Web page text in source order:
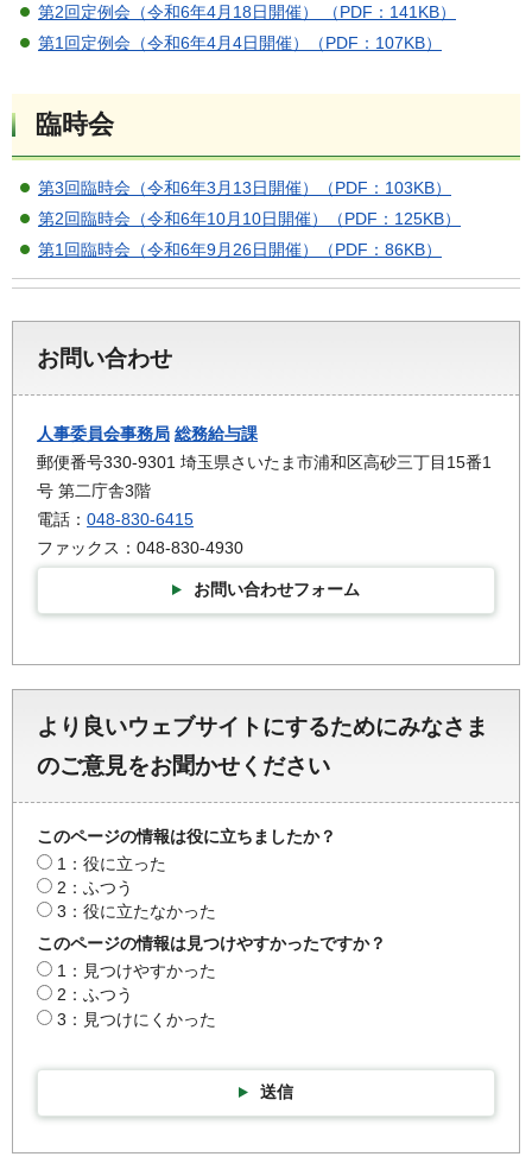
第2回定例会（令和6年4月18日開催） （PDF：141KB）
第1回定例会（令和6年4月4日開催）（PDF：107KB）
臨時会
第3回臨時会（令和6年3月13日開催）（PDF：103KB）
第2回臨時会（令和6年10月10日開催）（PDF：125KB）
第1回臨時会（令和6年9月26日開催）（PDF：86KB）
お問い合わせ
人事委員会事務局 総務給与課
郵便番号330-9301 埼玉県さいたま市浦和区高砂三丁目15番1
号 第二庁舎3階
電話： 048-830-6415
ファックス：048-830-4930
お問い合わせフォーム
より良いウェブサイトにするためにみなさま
のご意見をお聞かせください
このページの情報は役に立ちましたか？
1：役に立った
2：ふつう
3：役に立たなかった
このページの情報は見つけやすかったですか？
1：見つけやすかった
2：ふつう
3：見つけにくかった
送信